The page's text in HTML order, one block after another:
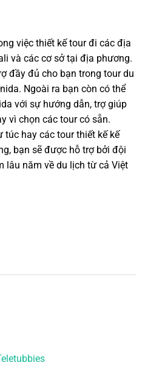
việc thiết kế tour đi các địa
và các cơ sở tại địa phương.
đầy đủ cho bạn trong tour du
Ngoài ra bạn còn có thể
với sự hướng dẫn, trợ giúp
vì chọn các tour có sẵn.
hay các tour thiết kế kế
bạn sẽ được hỗ trợ bởi đội
lâu năm về du lịch từ cả Việt